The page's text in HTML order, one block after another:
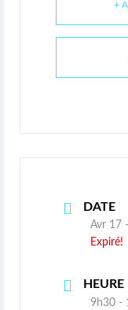
+
DATE
Avr 17
Expiré!
HEURE
9h30 -